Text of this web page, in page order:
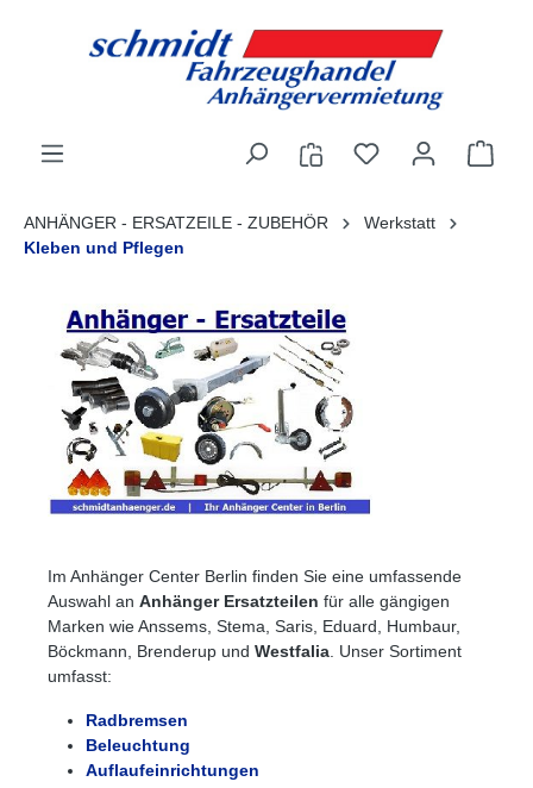
ANHÄNGER - ERSATZEILE - ZUBEHÖR
Werkstatt
Kleben und Pflegen
Im Anhänger Center Berlin finden Sie eine umfassende
Auswahl an Anhänger Ersatzteilen für alle gängigen
Marken wie Anssems, Stema, Saris, Eduard, Humbaur,
Böckmann, Brenderup und Westfalia. Unser Sortiment
umfasst:
Radbremsen
Beleuchtung
Auflaufeinrichtungen